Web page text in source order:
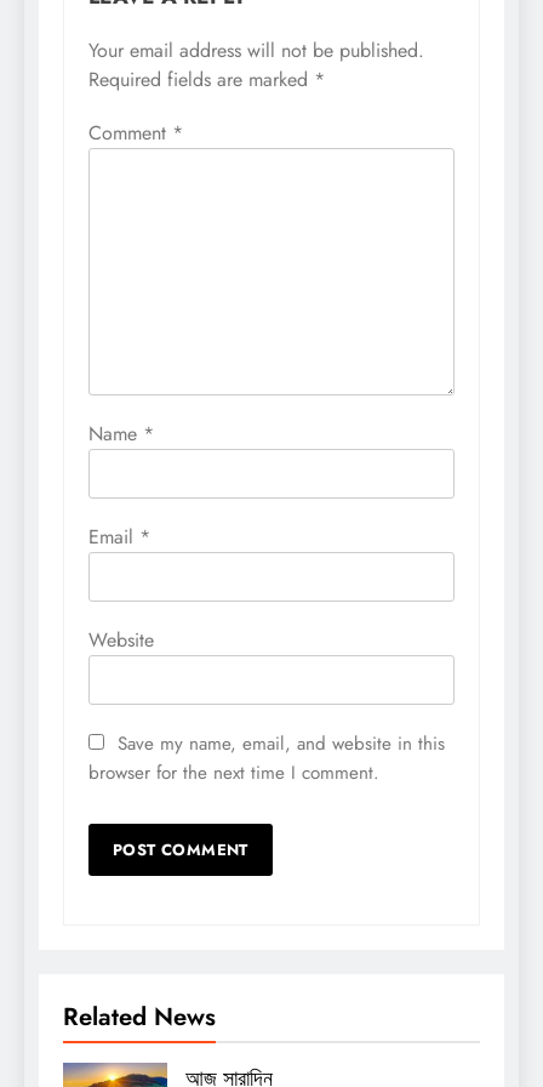
Your email address will not be published.
Required fields are marked *
Comment *
Name *
Email *
Website
Save my name, email, and website in this
browser for the next time I comment.
Related News
আজ সারাদিন